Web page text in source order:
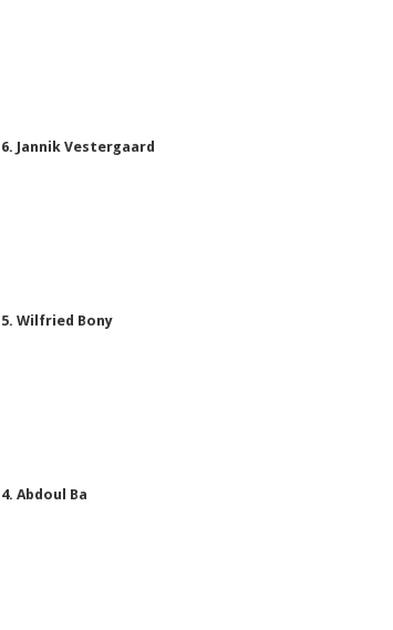
6. Jannik Vestergaard
5. Wilfried Bony
4. Abdoul Ba